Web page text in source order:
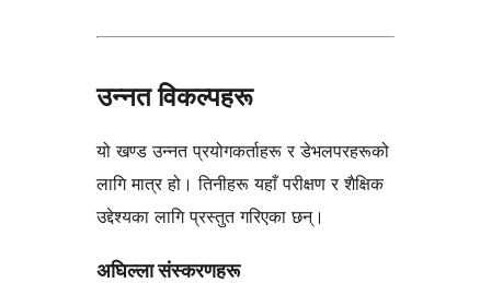
उन्नत विकल्पहरू
यो खण्ड उन्नत प्रयोगकर्ताहरू र डेभलपरहरूको
लागि मात्र हो। तिनीहरू यहाँ परीक्षण र शैक्षिक
उद्देश्यका लागि प्रस्तुत गरिएका छन्।
अघिल्ला संस्करणहरू